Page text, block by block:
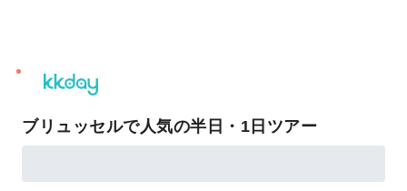
unread
notifications
ブリュッセルで人気の半日・1日ツアー